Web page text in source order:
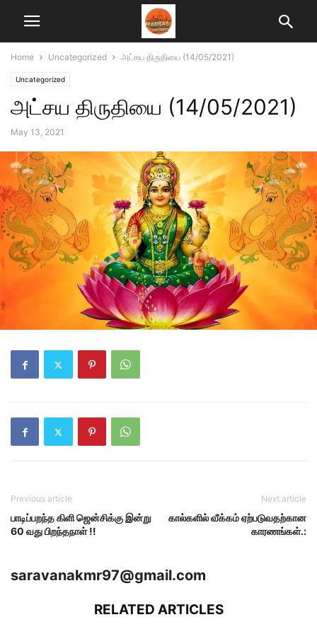
Home Uncategorized அட்சய திருதியை (14/05/2021)
Uncategorized
அட்சய திருதியை (14/05/2021)
May 13, 2021
Previous article
பாடிப்பறந்த கிளி ஜென்சிக்கு இன்று
60 வது பிறந்தநாள் !!
Next article
கால்களில் வீக்கம் ஏற்படுவதற்கான
காரணங்கள்.:
saravanakmr97@gmail.com
RELATED ARTICLES